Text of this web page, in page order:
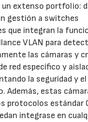
extenso portfolio:
gestión a switches
que integran la
VLAN para
las cámaras y
red específico y
la seguridad y el
Además, estas
protocolos estándar
integrase en